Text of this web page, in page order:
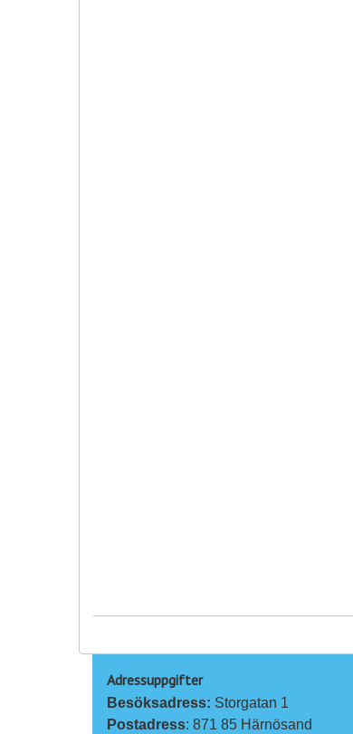
Adressuppgifter
Besöksadress: Storgatan 1
Postadress: 871 85 Härnösand